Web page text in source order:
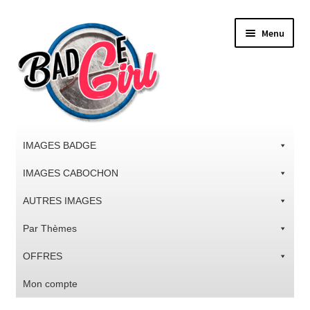
la
navigation
contenu
Menu
IMAGES BADGE
IMAGES CABOCHON
AUTRES IMAGES
Par Thèmes
OFFRES
Mon compte